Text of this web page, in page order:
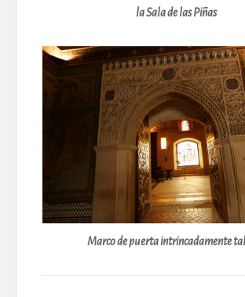
la Sala de las Piñas
Marco de puerta intrincadamente